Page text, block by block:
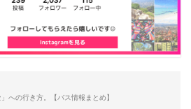
への行き方。【バス情報まとめ】